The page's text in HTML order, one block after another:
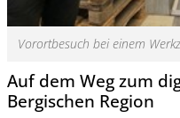
Vorortbesuch bei einem
Auf dem Weg zum
Bergischen Region